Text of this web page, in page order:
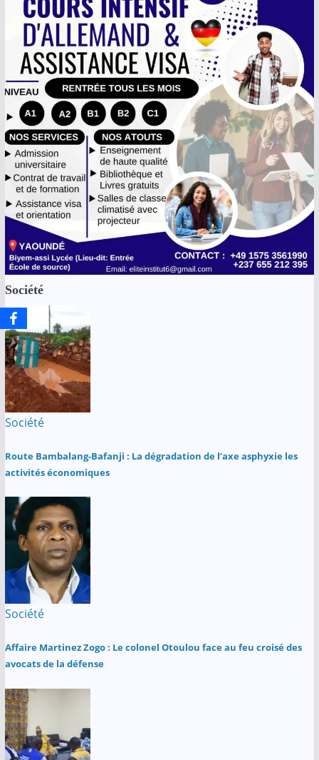
Société
Société
Route Bambalang-Bafanji : La dégradation de l’axe asphyxie les
activités économiques
Société
Affaire Martinez Zogo : Le colonel Otoulou face au feu croisé des
avocats de la défense